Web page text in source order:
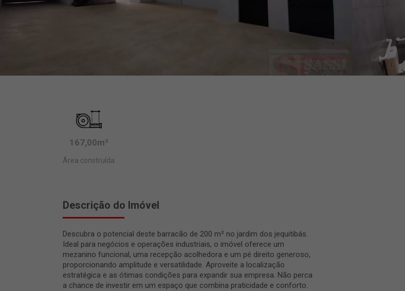
167,00m²
Área construída
Descrição do Imóvel
Descubra o potencial deste barracão de 200 m² no jardim dos jequitibás.
Ideal para negócios e operações industriais, o imóvel oferece um
mezanino funcional, uma recepção acolhedora e um pé direito generoso,
proporcionando amplitude e versatilidade. Aproveite a localização
estratégica e as ótimas condições para expandir sua empresa. Não perca
a chance de investir em um espaço que combina praticidade e conforto.